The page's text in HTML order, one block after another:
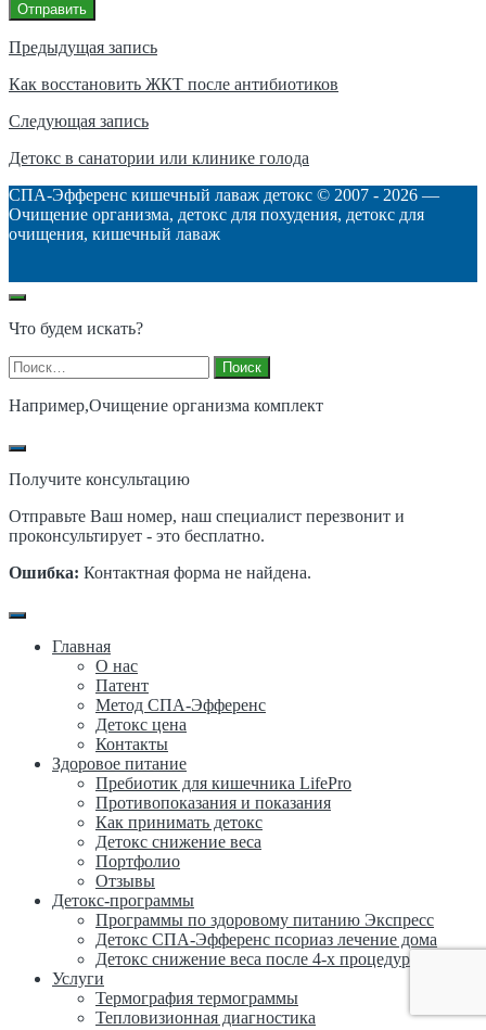
Отправить
Навигация
по
записям
Предыдущая запись
Как восстановить ЖКТ после антибиотиков
Следующая запись
Детокс в санатории или клинике голода
СПА-Эфференс кишечный лаваж детокс © 2007 - 2026 —
Очищение организма, детокс для похудения, детокс для
очищения, кишечный лаваж
Что будем искать?
Найти:
Например,Очищение организма комплект
Получите консультацию
Отправьте Ваш номер, наш специалист перезвонит и
проконсультирует - это бесплатно.
Ошибка: Контактная форма не найдена.
Главная
О нас
Патент
Метод СПА-Эфференс
Детокс цена
Контакты
Здоровое питание
Пребиотик для кишечника LifePro
Противопоказания и показания
Как принимать детокс
Детокс снижение веса
Портфолио
Отзывы
Детокс-программы
Программы по здоровому питанию Экспресс
Детокс СПА-Эфференс псориаз лечение дома
Детокс снижение веса после 4-х процедур
Услуги
Термография термограммы
Тепловизионная диагностика